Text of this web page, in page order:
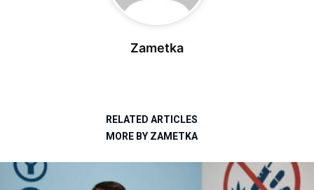
Zametka
RELATED ARTICLES
MORE BY ZAMETKA